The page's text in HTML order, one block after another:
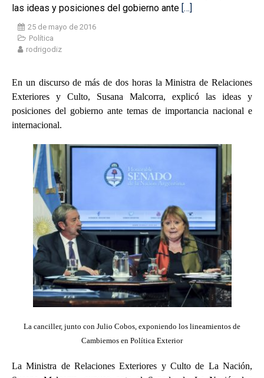
las ideas y posiciones del gobierno ante […]
25 de mayo de 2016
Política
rodrigodiz
En un discurso de más de dos horas la Ministra de Relaciones
Exteriores y Culto, Susana Malcorra, explicó las ideas y
posiciones del gobierno ante temas de importancia nacional e
internacional.
La canciller, junto con Julio Cobos, exponiendo los lineamientos de
Cambiemos en Política Exterior
La Ministra de Relaciones Exteriores y Culto de La Nación,